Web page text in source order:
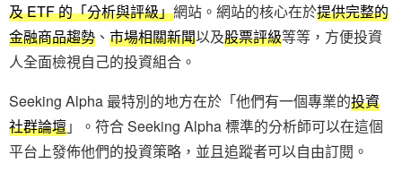
及 ETF 的「分析與評級」網站。網站的核心在於提供完整的
金融商品趨勢 、 市場相關新聞以及股票評級等等，方便投資
人全面檢視自己的投資組合。
Seeking Alpha 最特別的地方在於「他們有一個專業的投資
社群論壇」。符合 Seeking Alpha 標準的分析師可以在這個
平台上發佈他們的投資策略，並且追蹤者可以自由訂閱。